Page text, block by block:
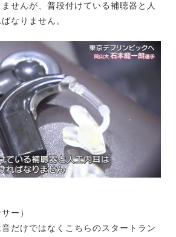
せんが、普段付けている補聴器と人
なりません。
ー）
音だけではなくこちらのスタートラン